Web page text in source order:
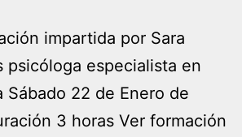
impartida por Sara
psicóloga especialista en
Sábado 22 de Enero de
3 horas Ver formación